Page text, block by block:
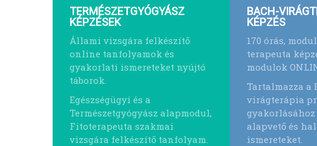
TERMÉSZETGYÓGYÁSZ
KÉPZÉSEK
Állami vizsgára felkészítő
online tanfolyamok és
gyakorlati ismereteket nyújtó
táborok.
Egészségügyi és a
Természetgyógyász alapmodul,
Fitoterapeuta szakmai
vizsgára felkészítő tanfolyam.
BACH-
KÉPZÉS
170 órás,
terapeuta
modulok
Tartalmazza a
virágterápia
gyakorlásához
alapvető és
ismereteket.